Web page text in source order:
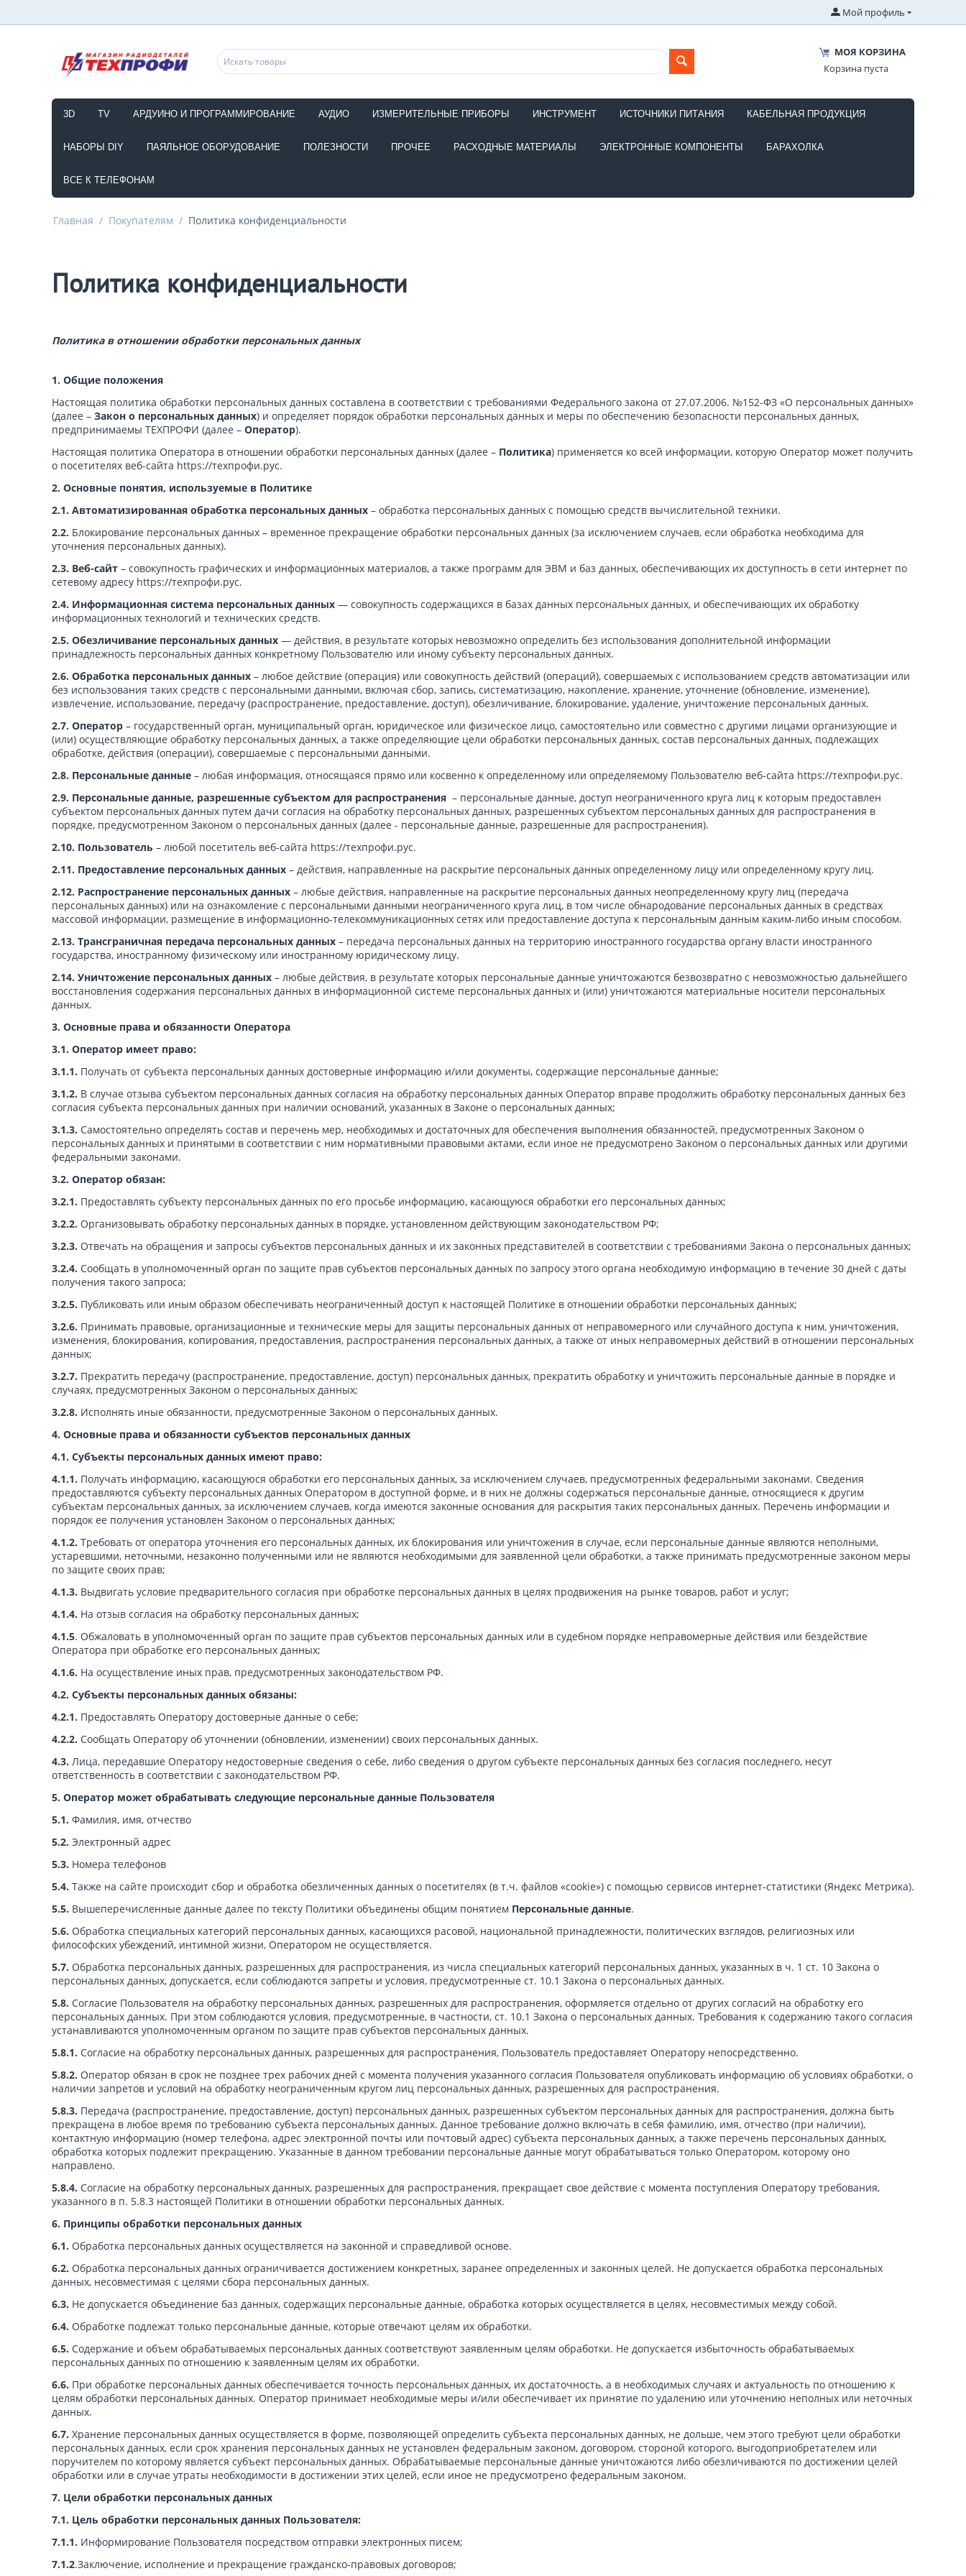
Мой профиль
МОЯ КОРЗИНА
Корзина пуста
3D TV АРДУИНО И ПРОГРАММИРОВАНИЕ АУДИО ИЗМЕРИТЕЛЬНЫЕ ПРИБОРЫ ИНСТРУМЕНТ ИСТОЧНИКИ ПИТАНИЯ КАБЕЛЬНАЯ ПРОДУКЦИЯ
НАБОРЫ DIY ПАЯЛЬНОЕ ОБОРУДОВАНИЕ ПОЛЕЗНОСТИ ПРОЧЕЕ РАСХОДНЫЕ МАТЕРИАЛЫ ЭЛЕКТРОННЫЕ КОМПОНЕНТЫ БАРАХОЛКА
ВСЕ К ТЕЛЕФОНАМ
Главная / Покупателям / Политика конфиденциальности
Политика конфиденциальности
Политика в отношении обработки персональных данных
1. Общие положения
Настоящая политика обработки персональных данных составлена в соответствии с требованиями Федерального закона от 27.07.2006. №152-ФЗ «О персональных данных»
(далее – Закон о персональных данных) и определяет порядок обработки персональных данных и меры по обеспечению безопасности персональных данных,
предпринимаемы ТЕХПРОФИ (далее – Оператор).
Настоящая политика Оператора в отношении обработки персональных данных (далее – Политика) применяется ко всей информации, которую Оператор может получить
о посетителях веб-сайта https://техпрофи.рус.
2. Основные понятия, используемые в Политике
2.1. Автоматизированная обработка персональных данных – обработка персональных данных с помощью средств вычислительной техники.
2.2. Блокирование персональных данных – временное прекращение обработки персональных данных (за исключением случаев, если обработка необходима для
уточнения персональных данных).
2.3. Веб-сайт – совокупность графических и информационных материалов, а также программ для ЭВМ и баз данных, обеспечивающих их доступность в сети интернет по
сетевому адресу https://техпрофи.рус.
2.4. Информационная система персональных данных — совокупность содержащихся в базах данных персональных данных, и обеспечивающих их обработку
информационных технологий и технических средств.
2.5. Обезличивание персональных данных — действия, в результате которых невозможно определить без использования дополнительной информации
принадлежность персональных данных конкретному Пользователю или иному субъекту персональных данных.
2.6. Обработка персональных данных – любое действие (операция) или совокупность действий (операций), совершаемых с использованием средств автоматизации или
без использования таких средств с персональными данными, включая сбор, запись, систематизацию, накопление, хранение, уточнение (обновление, изменение),
извлечение, использование, передачу (распространение, предоставление, доступ), обезличивание, блокирование, удаление, уничтожение персональных данных.
2.7. Оператор – государственный орган, муниципальный орган, юридическое или физическое лицо, самостоятельно или совместно с другими лицами организующие и
(или) осуществляющие обработку персональных данных, а также определяющие цели обработки персональных данных, состав персональных данных, подлежащих
обработке, действия (операции), совершаемые с персональными данными.
2.8. Персональные данные – любая информация, относящаяся прямо или косвенно к определенному или определяемому Пользователю веб-сайта https://техпрофи.рус.
2.9. Персональные данные, разрешенные субъектом для распространения – персональные данные, доступ неограниченного круга лиц к которым предоставлен
субъектом персональных данных путем дачи согласия на обработку персональных данных, разрешенных субъектом персональных данных для распространения в
порядке, предусмотренном Законом о персональных данных (далее - персональные данные, разрешенные для распространения).
2.10. Пользователь – любой посетитель веб-сайта https://техпрофи.рус.
2.11. Предоставление персональных данных – действия, направленные на раскрытие персональных данных определенному лицу или определенному кругу лиц.
2.12. Распространение персональных данных – любые действия, направленные на раскрытие персональных данных неопределенному кругу лиц (передача
персональных данных) или на ознакомление с персональными данными неограниченного круга лиц, в том числе обнародование персональных данных в средствах
массовой информации, размещение в информационно-телекоммуникационных сетях или предоставление доступа к персональным данным каким-либо иным способом.
2.13. Трансграничная передача персональных данных – передача персональных данных на территорию иностранного государства органу власти иностранного
государства, иностранному физическому или иностранному юридическому лицу.
2.14. Уничтожение персональных данных – любые действия, в результате которых персональные данные уничтожаются безвозвратно с невозможностью дальнейшего
восстановления содержания персональных данных в информационной системе персональных данных и (или) уничтожаются материальные носители персональных
данных.
3. Основные права и обязанности Оператора
3.1. Оператор имеет право:
3.1.1. Получать от субъекта персональных данных достоверные информацию и/или документы, содержащие персональные данные;
3.1.2. В случае отзыва субъектом персональных данных согласия на обработку персональных данных Оператор вправе продолжить обработку персональных данных без
согласия субъекта персональных данных при наличии оснований, указанных в Законе о персональных данных;
3.1.3. Самостоятельно определять состав и перечень мер, необходимых и достаточных для обеспечения выполнения обязанностей, предусмотренных Законом о
персональных данных и принятыми в соответствии с ним нормативными правовыми актами, если иное не предусмотрено Законом о персональных данных или другими
федеральными законами.
3.2. Оператор обязан:
3.2.1. Предоставлять субъекту персональных данных по его просьбе информацию, касающуюся обработки его персональных данных;
3.2.2. Организовывать обработку персональных данных в порядке, установленном действующим законодательством РФ;
3.2.3. Отвечать на обращения и запросы субъектов персональных данных и их законных представителей в соответствии с требованиями Закона о персональных данных;
3.2.4. Сообщать в уполномоченный орган по защите прав субъектов персональных данных по запросу этого органа необходимую информацию в течение 30 дней с даты
получения такого запроса;
3.2.5. Публиковать или иным образом обеспечивать неограниченный доступ к настоящей Политике в отношении обработки персональных данных;
3.2.6. Принимать правовые, организационные и технические меры для защиты персональных данных от неправомерного или случайного доступа к ним, уничтожения,
изменения, блокирования, копирования, предоставления, распространения персональных данных, а также от иных неправомерных действий в отношении персональных
данных;
3.2.7. Прекратить передачу (распространение, предоставление, доступ) персональных данных, прекратить обработку и уничтожить персональные данные в порядке и
случаях, предусмотренных Законом о персональных данных;
3.2.8. Исполнять иные обязанности, предусмотренные Законом о персональных данных.
4. Основные права и обязанности субъектов персональных данных
4.1. Субъекты персональных данных имеют право:
4.1.1. Получать информацию, касающуюся обработки его персональных данных, за исключением случаев, предусмотренных федеральными законами. Сведения
предоставляются субъекту персональных данных Оператором в доступной форме, и в них не должны содержаться персональные данные, относящиеся к другим
субъектам персональных данных, за исключением случаев, когда имеются законные основания для раскрытия таких персональных данных. Перечень информации и
порядок ее получения установлен Законом о персональных данных;
4.1.2. Требовать от оператора уточнения его персональных данных, их блокирования или уничтожения в случае, если персональные данные являются неполными,
устаревшими, неточными, незаконно полученными или не являются необходимыми для заявленной цели обработки, а также принимать предусмотренные законом меры
по защите своих прав;
4.1.3. Выдвигать условие предварительного согласия при обработке персональных данных в целях продвижения на рынке товаров, работ и услуг;
4.1.4. На отзыв согласия на обработку персональных данных;
4.1.5. Обжаловать в уполномоченный орган по защите прав субъектов персональных данных или в судебном порядке неправомерные действия или бездействие
Оператора при обработке его персональных данных;
4.1.6. На осуществление иных прав, предусмотренных законодательством РФ.
4.2. Субъекты персональных данных обязаны:
4.2.1. Предоставлять Оператору достоверные данные о себе;
4.2.2. Сообщать Оператору об уточнении (обновлении, изменении) своих персональных данных.
4.3. Лица, передавшие Оператору недостоверные сведения о себе, либо сведения о другом субъекте персональных данных без согласия последнего, несут
ответственность в соответствии с законодательством РФ.
5. Оператор может обрабатывать следующие персональные данные Пользователя
5.1. Фамилия, имя, отчество
5.2. Электронный адрес
5.3. Номера телефонов
5.4. Также на сайте происходит сбор и обработка обезличенных данных о посетителях (в т.ч. файлов «cookie») с помощью сервисов интернет-статистики (Яндекс Метрика).
5.5. Вышеперечисленные данные далее по тексту Политики объединены общим понятием Персональные данные.
5.6. Обработка специальных категорий персональных данных, касающихся расовой, национальной принадлежности, политических взглядов, религиозных или
философских убеждений, интимной жизни, Оператором не осуществляется.
5.7. Обработка персональных данных, разрешенных для распространения, из числа специальных категорий персональных данных, указанных в ч. 1 ст. 10 Закона о
персональных данных, допускается, если соблюдаются запреты и условия, предусмотренные ст. 10.1 Закона о персональных данных.
5.8. Согласие Пользователя на обработку персональных данных, разрешенных для распространения, оформляется отдельно от других согласий на обработку его
персональных данных. При этом соблюдаются условия, предусмотренные, в частности, ст. 10.1 Закона о персональных данных. Требования к содержанию такого согласия
устанавливаются уполномоченным органом по защите прав субъектов персональных данных.
5.8.1. Согласие на обработку персональных данных, разрешенных для распространения, Пользователь предоставляет Оператору непосредственно.
5.8.2. Оператор обязан в срок не позднее трех рабочих дней с момента получения указанного согласия Пользователя опубликовать информацию об условиях обработки, о
наличии запретов и условий на обработку неограниченным кругом лиц персональных данных, разрешенных для распространения.
5.8.3. Передача (распространение, предоставление, доступ) персональных данных, разрешенных субъектом персональных данных для распространения, должна быть
прекращена в любое время по требованию субъекта персональных данных. Данное требование должно включать в себя фамилию, имя, отчество (при наличии),
контактную информацию (номер телефона, адрес электронной почты или почтовый адрес) субъекта персональных данных, а также перечень персональных данных,
обработка которых подлежит прекращению. Указанные в данном требовании персональные данные могут обрабатываться только Оператором, которому оно
направлено.
5.8.4. Согласие на обработку персональных данных, разрешенных для распространения, прекращает свое действие с момента поступления Оператору требования,
указанного в п. 5.8.3 настоящей Политики в отношении обработки персональных данных.
6. Принципы обработки персональных данных
6.1. Обработка персональных данных осуществляется на законной и справедливой основе.
6.2. Обработка персональных данных ограничивается достижением конкретных, заранее определенных и законных целей. Не допускается обработка персональных
данных, несовместимая с целями сбора персональных данных.
6.3. Не допускается объединение баз данных, содержащих персональные данные, обработка которых осуществляется в целях, несовместимых между собой.
6.4. Обработке подлежат только персональные данные, которые отвечают целям их обработки.
6.5. Содержание и объем обрабатываемых персональных данных соответствуют заявленным целям обработки. Не допускается избыточность обрабатываемых
персональных данных по отношению к заявленным целям их обработки.
6.6. При обработке персональных данных обеспечивается точность персональных данных, их достаточность, а в необходимых случаях и актуальность по отношению к
целям обработки персональных данных. Оператор принимает необходимые меры и/или обеспечивает их принятие по удалению или уточнению неполных или неточных
данных.
6.7. Хранение персональных данных осуществляется в форме, позволяющей определить субъекта персональных данных, не дольше, чем этого требуют цели обработки
персональных данных, если срок хранения персональных данных не установлен федеральным законом, договором, стороной которого, выгодоприобретателем или
поручителем по которому является субъект персональных данных. Обрабатываемые персональные данные уничтожаются либо обезличиваются по достижении целей
обработки или в случае утраты необходимости в достижении этих целей, если иное не предусмотрено федеральным законом.
7. Цели обработки персональных данных
7.1. Цель обработки персональных данных Пользователя:
7.1.1. Информирование Пользователя посредством отправки электронных писем;
7.1.2.Заключение, исполнение и прекращение гражданско-правовых договоров;